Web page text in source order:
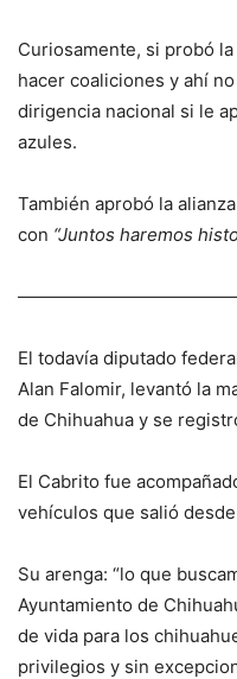
Curiosamente, si probó
hacer coaliciones y ahí
dirigencia nacional si le
azules.
También aprobó la
con “Juntos haremos
El todavía diputado
Alan Falomir, levantó la
de Chihuahua y se
El Cabrito fue
vehículos que salió
Su arenga: “lo que
Ayuntamiento de
de vida para los
privilegios y sin